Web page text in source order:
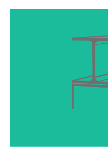
Que ce soit vos plans de
de structure porteuse,
solution. Assurez vous
outils de